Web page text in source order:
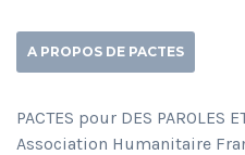
A PROPOS DE PACTES
PACTES pour DES PAROLES
Association Humanitaire